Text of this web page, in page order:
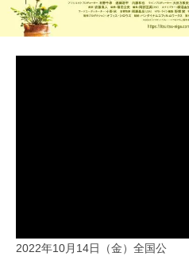
2022年10月14日（金）全国公